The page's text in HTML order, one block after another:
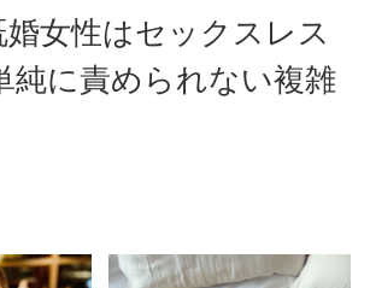
女性はセックスレス
純に責められない複雑